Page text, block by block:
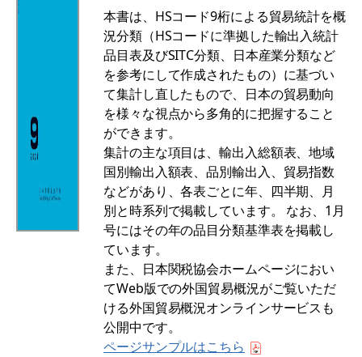
本書は、HSコード9桁による貿易統計を概
況分類（HSコードに準拠した輸出入統計
品目表及びSITC分類、日本産業分類など
を参考にして作成されたもの）に基づい
て集計し直したもので、日本の貿易動向
を様々な視点から多角的に把握すること
ができます。
集計の主な項目は、輸出入総額表、地域
国別輸出入額表、品別輸出入、貿易指数
などがあり、各表ごとに年、四半期、月
別と時系列で掲載しています。 なお、1月
号にはその年の品目分類基準表を掲載し
ています。
また、日本関税協会ホームページにおい
てWeb版での外国貿易概況がご覧いただ
ける外国貿易概況オンラインサービスも
公開中です。
ページサンプルはこちら